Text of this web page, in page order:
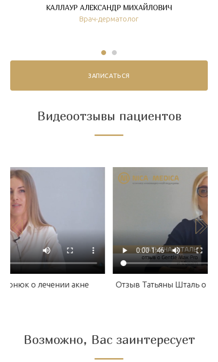
КАЛЛАУР АЛЕКСАНДР МИХАЙЛОВИЧ
Врач-дерматолог
ЗАПИСАТЬСЯ
Видеоотзывы пациентов
о лечении акне Отзыв Татьяны Шталь о
Возможно, Вас заинтересует